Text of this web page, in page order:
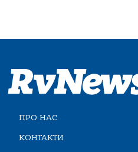
ПРО НАС
КОНТАКТИ